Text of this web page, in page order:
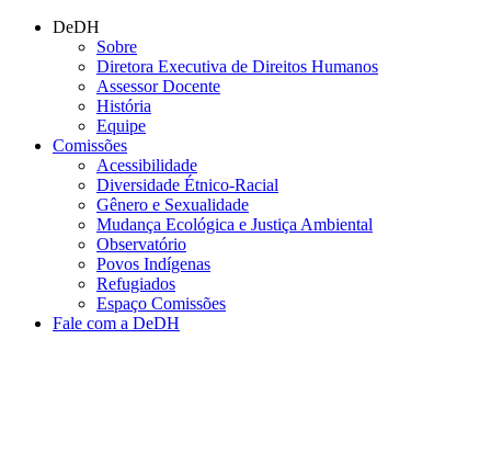
Conteúdo principal
DeDH
Sobre
Diretora Executiva de Direitos Humanos
Assessor Docente
História
Equipe
Comissões
Acessibilidade
Diversidade Étnico-Racial
Gênero e Sexualidade
Mudança Ecológica e Justiça Ambiental
Observatório
Povos Indígenas
Refugiados
Espaço Comissões
Fale com a DeDH